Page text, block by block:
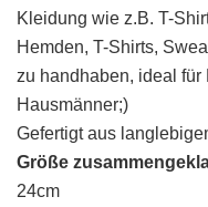
Kleidung wie z.B. T-
Hemden, T-Shirts,
zu handhaben, ideal
Hausmänner;)
Gefertigt aus
Größe
24cm